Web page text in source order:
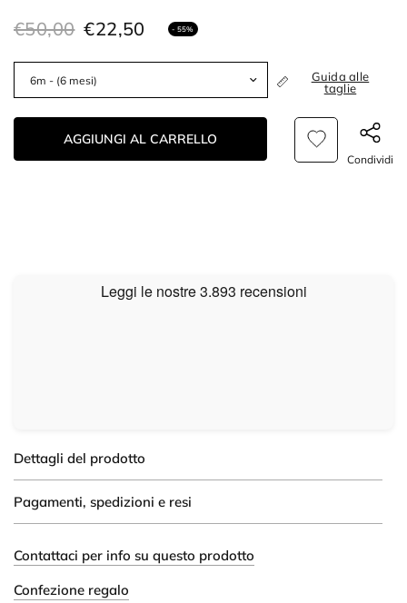
€50,00 €22,50 - 55%
Guida alle
taglie
AGGIUNGI AL CARRELLO
Condividi
Dettagli del prodotto
Pagamenti, spedizioni e resi
Contattaci per info su questo prodotto
Confezione regalo